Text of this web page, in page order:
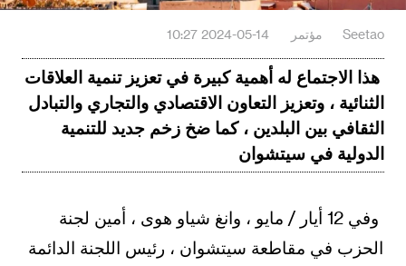
Seetao مؤتمر 2024-05-14 10:27
هذا الاجتماع له أهمية كبيرة في تعزيز تنمية العلاقات
الثنائية ، وتعزيز التعاون الاقتصادي والتجاري والتبادل
الثقافي بين البلدين ، كما ضخ زخم جديد للتنمية
الدولية في سيتشوان
وفي 12 أيار / مايو ، وانغ شياو هوى ، أمين لجنة
الحزب في مقاطعة سيتشوان ، رئيس اللجنة الدائمة